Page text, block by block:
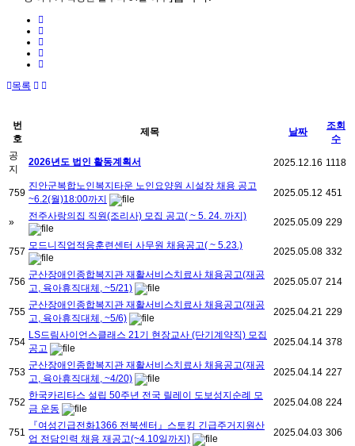
목록
번
호
제목 날짜
조회
수
공
지
2026년도 법인 활동계획서 2025.12.16 1118
759
진안군복합노인복지타운 노인요양원 시설장 채용 공고
~6.2(월)18:00까지
2025.05.12 451
»
전주사랑의집 직원(조리사) 모집 공고( ~ 5. 24. 까지)
2025.05.09 229
757
모드니직업적응훈련센터 사무원 채용공고( ~ 5.23.)
2025.05.08 332
756
군산장애인종합복지관 재활서비스치료사 채용공고(재공
고, 육아휴직대체, ~5/21)
2025.05.07 214
755
군산장애인종합복지관 재활서비스치료사 채용공고(재공
고, 육아휴직대체, ~5/6)
2025.04.21 229
754
LS드림사이언스클래스 21기 현장교사 (단기계약직) 모집
공고
2025.04.14 378
753
군산장애인종합복지관 재활서비스치료사 채용공고(재공
고, 육아휴직대체, ~4/20)
2025.04.14 227
752
한국카리타스 설립 50주년 전국 릴레이 도보성지순례 모
금 운동
2025.04.08 224
751
『여성긴급전화1366 전북센터』스토킹 긴급주거지원산
업 전담인력 채용 재공고(~4.10일까지)
2025.04.03 306